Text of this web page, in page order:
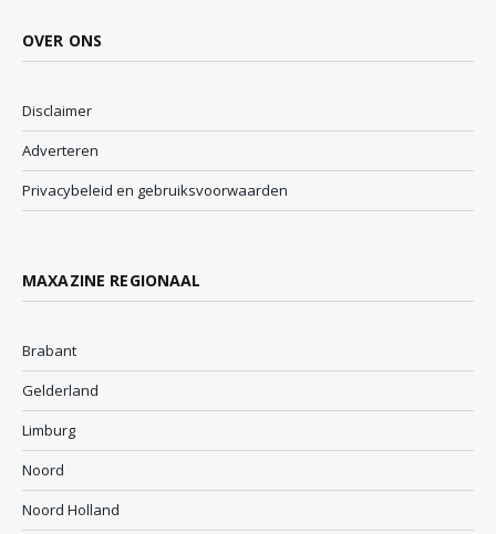
OVER ONS
Disclaimer
Adverteren
Privacybeleid en gebruiksvoorwaarden
MAXAZINE REGIONAAL
Brabant
Gelderland
Limburg
Noord
Noord Holland